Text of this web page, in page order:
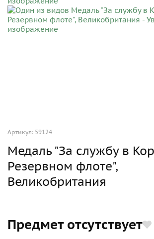
Артикул: 59124
Медаль "За службу в
Резервном флоте",
Великобритания
Предмет отсутствует